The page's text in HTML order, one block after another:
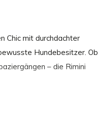
Chic mit durchdachter
Hundebesitzer. Ob
– die Rimini
die Leine Rimini ab.